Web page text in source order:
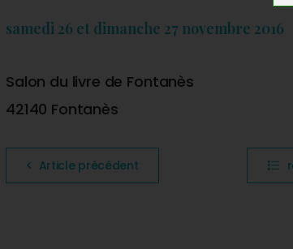
samedi 26 et dimanche 27 novembre 2016
Salon du livre de Fontanès
42140 Fontanès
Article précédent